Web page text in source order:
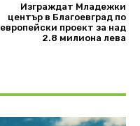
Изграждат Младежки
център в Благоевград по
европейски проект за над
2.8 милиона лева